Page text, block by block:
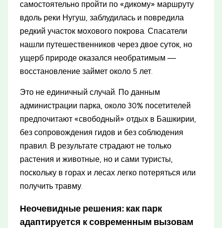
самостоятельно пройти по «дикому» маршруту
вдоль реки Нугуш, заблудилась и повредила
редкий участок мохового покрова. Спасатели
нашли путешественников через двое суток, но
ущерб природе оказался необратимым —
восстановление займет около 5 лет.
Это не единичный случай. По данным
администрации парка, около 30% посетителей
предпочитают «свободный» отдых в Башкирии,
без сопровождения гидов и без соблюдения
правил. В результате страдают не только
растения и животные, но и сами туристы,
поскольку в горах и лесах легко потеряться или
получить травму.
Неочевидные решения: как парк
адаптируется к современным вызовам